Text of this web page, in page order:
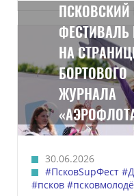
ПСКОВСКИЙ
НА
БОРТОВОГО
ЖУРНАЛА
30.06.2026
#ПсковSupФест
#псков